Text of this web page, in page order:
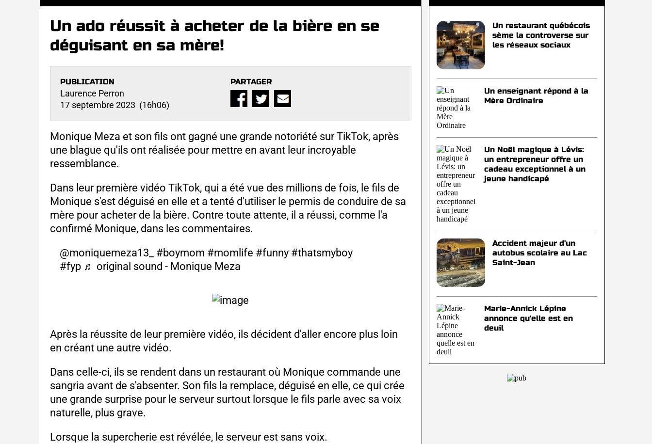
Un ado réussit à acheter de la bière en se
déguisant en sa mère!
PUBLICATION
Laurence Perron
17 septembre 2023 (16h06)
PARTAGER
Monique Meza et son fils ont gagné une grande notoriété sur TikTok, après
une blague qu'ils ont réalisée pour mettre en avant leur incroyable
ressemblance.
Dans leur première vidéo TikTok, qui a été vue des millions de fois, le fils de
Monique s'est déguisé en elle et a tenté d'utiliser le permis de conduire de sa
mère pour acheter de la bière. Contre toute attente, il a réussi, comme l'a
confirmé Monique, dans les commentaires.
@moniquemeza13_
#boymom #momlife #funny #thatsmyboy
#fyp ♬ original sound - Monique Meza
Après la réussite de leur première vidéo, ils décident d'aller encore plus loin
en créant une autre vidéo.
Dans celle-ci, ils se rendent dans un restaurant où Monique commande une
sangria avant de s'absenter. Son fils la remplace, déguisé en elle, ce qui crée
une grande surprise pour le serveur surtout lorsque le fils parle avec sa voix
naturelle, plus grave.
Lorsque la supercherie est révélée, le serveur est sans voix.
Un restaurant québécois
sème la controverse sur
les réseaux sociaux
Un enseignant répond à la
Mère Ordinaire
Un Noël magique à Lévis:
un entrepreneur offre un
cadeau exceptionnel à un
jeune handicapé
Accident majeur d'un
autobus scolaire au Lac
Saint-Jean
Marie-Annick Lépine
annonce qu'elle est en
deuil